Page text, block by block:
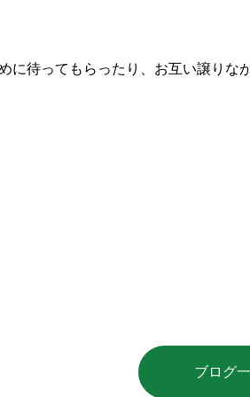
に待ってもらったり、お互い譲りな
ブログ